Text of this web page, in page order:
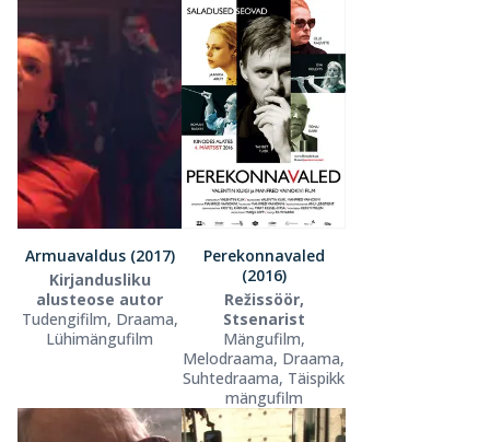
Armuavaldus (2017)
Kirjandusliku
alusteose autor
Tudengifilm, Draama,
Lühimängufilm
Perekonnavaled
(2016)
Režissöör,
Stsenarist
Mängufilm,
Melodraama, Draama,
Suhtedraama, Täispikk
mängufilm